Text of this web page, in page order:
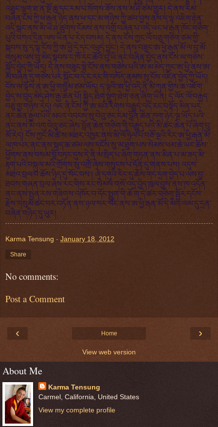
འཐུང་ལྷག་ཐ་ན་སྔོ་ཆུ་དང་རམ་པ་སོགས་ཟོས་ནས་མ་ཤི་ཙམ་གྱུར། དེ་ནས་རིམ་
བཞིན་ངོས་ཀྱི་ཕ་རྒན་ཉིད་ནས་ཕ་དང་མ་གཉིས་ཀྱི་ཚབ་བྱས་ནས་ད་ལྟ་འཇིག་རྟེན་
འདི་སྒང་ནས་མི་ཡི་ཤ་ཚུགས་ངོམས་ནས་འགྲོ་བཞིན་པ་འདི་ཡང་ཕ་རྒན་ཁོང་གཅིག་
པུའི་བཀའ་དྲིན་ལས་ཡིན་པ་རེད་བསམ། དེ་ནས་ངོས་ཀྱང་ལོ་བཅུ་གཅིག་ཙམ་གྱི་
སྐབས་སུ་ད་ལྟ་ངོས་ཀྱི་ཨ་ཕྱི་དེ་དང་འཕྲད་བྱུང་། དེ་ནས་བཟུང་ཨ་ཕྱི་རྒན་མོ་ལ་བུ་མོ་
གསུམ་ལས་བུ་མེད་སྟབས་ང་ཁོ་རང་ཚོའི་བུ་ཡི་ནང་བཞིན་བྱེད་ནས་ངོས་ལ་གཅེས་
སྐྱོང་བྱེད་ཀྱི་ཡོད། དེ་ནས་བཟུང་སྟེ་ངོས་ནས་གཅེས་པའི་ཨ་མ་མེད་ཀྱང་ཨ་ཕྱི་ནས་ཨ་
མ་བཞིན་དུ་གཅེས་པར་སྐྱོང་བ་དེ་ང་རང་གི་བསོད་ནམས་སུ་ངོས་འཛིན་བྱེད་ཀྱི་ཡོད།
ངོས་ལ་ལྟོས་ན་ཨ་ཕྱི་གསུམ་ཙམ་ཡོད། ད་ལྟའི་ཨ་ཕྱི་འདི་ནི་མི་ཀུན་གྱིས་ཆ་འཇོག་
བྱེད་ས་བུད་མེད་ཤེས་རྒྱ་ཆེན་པོ། སྐྱིད་ཐེག་སྡུག་ཐེག་ཅན་ཞིག་ཡིན། ད་ལོར་ལོ་བརྒྱད་
བཅུ་གྱ་གཉིས་རེད། ལར་ནི་ངོས་ཀྱི་ཨ་མའི་རིགས་བརྒྱུད་འདི་རང་བསྟོད་མིན་པར་
ནང་ཆེན་རྒྱལ་པོའི་མངའ་འབངས་སུ་བེའུ་ཅང་ངམ་བློན་ཆེན་ཁག་ཉེར་ལྔ་ཡོད་པའི་
ནང་ནས་མི་འགུ་བེའུ་ཅང་ཞེས་བློན་ཆེན་གཅིག་གི་བརྒྱུད་པའི་མི་ཚང་ཆེན་པོ་ཞིག་བུ་
མོ་རེད། ངོས་ཀྱང་མི་ཚེ་ས་མཐར་འཁྱར་ནས་མི་ལོ་ཧྲིལ་པོ་བཅོ་ལྔའི་རིང་ཨ་ཕྱི་རྒན་མོ་
ལ་ཁ་པར་ནང་ནས་སྐད་ཆ་ཙམ་ལས་དངོས་སུ་མ་ཐུག་པས་སེམས་ཕམ་ཆེ་ཡང་ཆོས་
ཕྱོགས་ནས་བསམ་བློ་བཏང་དུས་དེ་ནི་མ་སྲིད་པ་ཞིག་གཏན་ནས་མིན་པ་མ་ཟད་མི་
རྟག་པའི་བསྐུལ་མའི་གྲོགས་སུ་འགྲོ་ཞེས་གསུངས་པ་དོན་དུ་གནས་པས། འདུས་
མཐའ་བྲལ་བ་ཆོས་ཉིད་དུ་སོང་བས་། ཞེ་དགུའི་རིང་དུ་ཆོས་གང་དྲག་བྱེད་པ་ལས་བྱ་
ཐབས་གཞན་བྲལ་ཞེས་རང་གིས་རང་སེམས་གསོ་འདྲ་བྱེད་ཁུལ་བྱས་ནས་ཁ་འདོན་
ནང་ནས་སྤྱན་རས་གཟིགས་འཁོར་བ་དོང་སྤྲུག་གི་ཆོ་ག་དེ་ཚར་གཅིག་སྦྱོར་དངོས་
རྗེས་གསུམ་ཚང་བར་བཏོན་ནས་ཉལ་སར་སོང་ནས་ཨ་ཕྱི་རྒན་མོ་དེ་མིག་ལམ་དུ་དྲན་
བཞིན་གཉིད་དུ་ཡུར།
Karma Tensung - January 18, 2012
Share
No comments:
Post a Comment
‹ ›
Home
View web version
About Me
Karma Tensung
Carmel, California, United States
View my complete profile